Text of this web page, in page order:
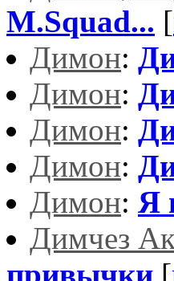
M.Squad... [
Димон:
Димон:
Димон:
Димон:
Димон: Я
Димчез